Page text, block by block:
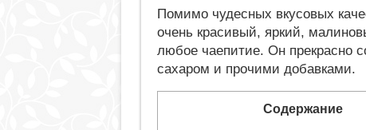
Помимо чудесных вкусовых
очень красивый, яркий,
любое чаепитие. Он прекрасно
сахаром и прочими добавками.
Содержание